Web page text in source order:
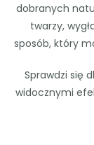
dobranych
twarzy,
sposób, który
Sprawdzi się
widocznymi